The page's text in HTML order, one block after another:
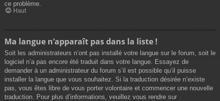
ce problème.
Haut
Ma langue n’apparaît pas dans la liste !
Soit les administrateurs n’ont pas installé votre langue sur le forum, soit le
logiciel n’a pas encore été traduit dans votre langue. Essayez de
demander à un administrateur du forum s’il est possible qu’il puisse
installer la langue que vous souhaitez. Si la traduction désirée n’existe
pas, vous êtes libre de vous porter volontaire et commencer une nouvelle
traduction. Pour plus d’informations, veuillez vous rendre sur